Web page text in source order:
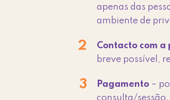
apenas das
ambiente de
Contacto com
breve possível,
Pagamento –
consulta/sessão.